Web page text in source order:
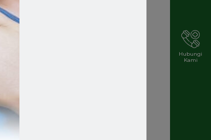
Hubungi
Kami